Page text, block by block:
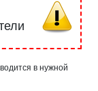
в нужной